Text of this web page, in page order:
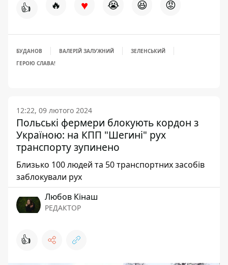
👍 🔥 ♥ 😭 😆 😡
БУДАНОВ ВАЛЕРІЙ ЗАЛУЖНИЙ
ЗЕЛЕНСЬКИЙ
ГЕРОЮ СЛАВА!
12:22, 09 лютого 2024
Польські фермери блокують кордон з
Україною: на КПП "Шегині" рух
транспорту зупинено
Близько 100 людей та 50 транспортних засобів
заблокували рух
Любов Кінаш
РЕДАКТОР
👍